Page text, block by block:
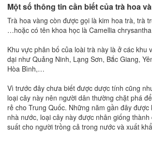
Một số thông tin cần biết của trà hoa
Trà hoa vàng còn được gọi là kim hoa trà, trà
…hoặc có tên khoa học là Camellia
Khu vực phân bố của loài trà này là ở các khu
dại như Quảng Ninh, Lạng Sơn, Bắc Giang,
Hòa Bình,…
Vì trước đây chưa biết được dược tính cũng
loại cây này nên người dân thường chặt phá
rẻ cho Trung Quốc. Những năm gần đây được
nhà nước, loại cây này được nhân giống
suất cho người trồng cả trong nước và xuất